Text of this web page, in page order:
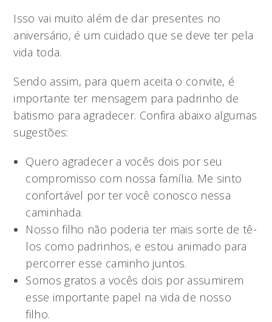
Isso vai muito além de dar presentes no
aniversário, é um cuidado que se deve ter pela
vida toda.
Sendo assim, para quem aceita o convite, é
importante ter mensagem para padrinho de
batismo para agradecer. Confira abaixo algumas
sugestões:
Quero agradecer a vocês dois por seu
compromisso com nossa família. Me sinto
confortável por ter você conosco nessa
caminhada.
Nosso filho não poderia ter mais sorte de tê-
los como padrinhos, e estou animado para
percorrer esse caminho juntos.
Somos gratos a vocês dois por assumirem
esse importante papel na vida de nosso
filho.